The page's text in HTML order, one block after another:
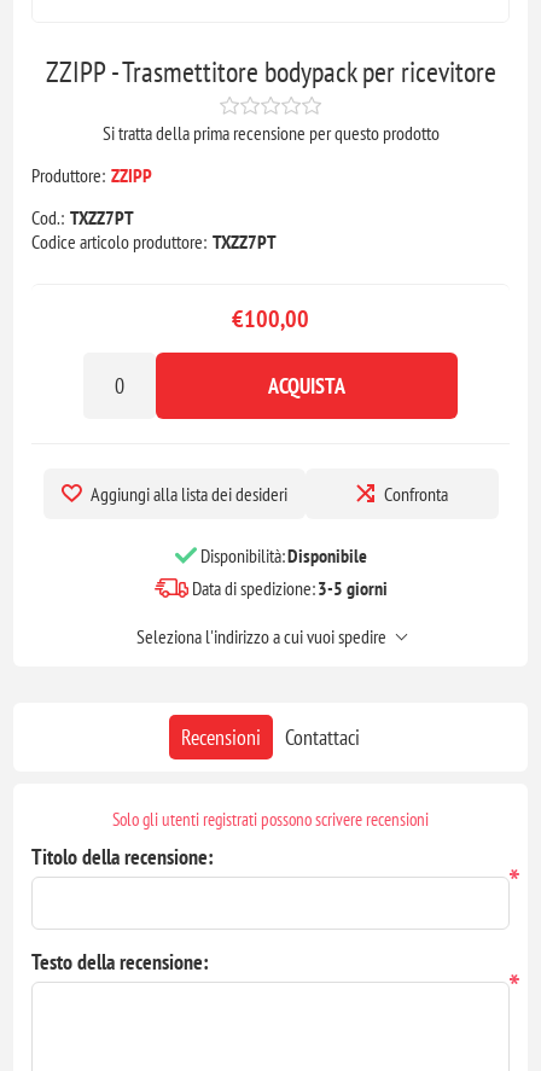
ZZIPP - Trasmettitore bodypack per ricevitore
Si tratta della prima recensione per questo prodotto
Produttore: ZZIPP
Cod.: TXZZ7PT
Codice articolo produttore: TXZZ7PT
€100,00
ACQUISTA
Aggiungi alla lista dei desideri Confronta
Disponibilità:Disponibile
Data di spedizione:3-5 giorni
Seleziona l'indirizzo a cui vuoi spedire
Recensioni Contattaci
Solo gli utenti registrati possono scrivere recensioni
Titolo della recensione:
*
Testo della recensione:
*